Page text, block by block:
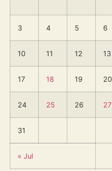
3 4 5 6
10 11 12 13
17 18 19 20
24 25 26 27
31
« Jul